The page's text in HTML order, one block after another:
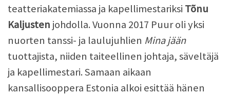
teatteriakatemiassa ja kapellimestariksi Tõnu
Kaljusten johdolla. Vuonna 2017 Puur oli yksi
nuorten tanssi- ja laulujuhlien Mina jään
tuottajista, niiden taiteellinen johtaja, säveltäjä
ja kapellimestari. Samaan aikaan
kansallisooppera Estonia alkoi esittää hänen